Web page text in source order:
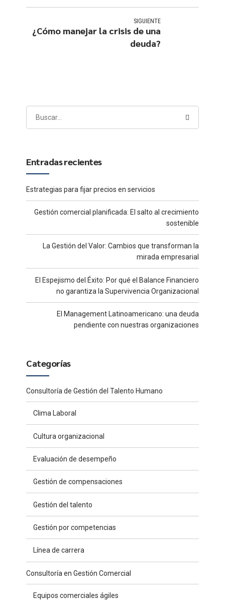
SIGUIENTE
¿Cómo manejar la crisis de una
deuda?
Entradas recientes
Estrategias para fijar precios en servicios
Gestión comercial planificada: El salto al crecimiento
sostenible
La Gestión del Valor: Cambios que transforman la
mirada empresarial
El Espejismo del Éxito: Por qué el Balance Financiero
no garantiza la Supervivencia Organizacional
El Management Latinoamericano: una deuda
pendiente con nuestras organizaciones
Categorías
Consultoría de Gestión del Talento Humano
Clima Laboral
Cultura organizacional
Evaluación de desempeño
Gestión de compensaciones
Gestión del talento
Gestión por competencias
Línea de carrera
Consultoría en Gestión Comercial
Equipos comerciales ágiles